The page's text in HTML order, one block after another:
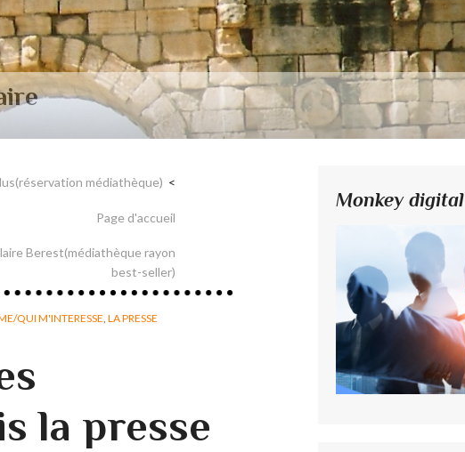
Nerval
médiathèque)
Page d'accueil
Berest(médiathèque rayon
best-seller)
QUI M'INTERESSE, LA PRESSE
la presse
Monkey digital